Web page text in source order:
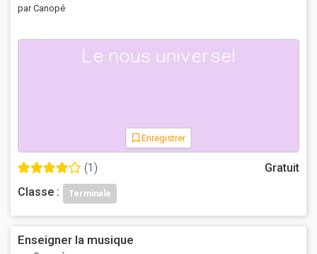
par Canopé
Enregistrer
(1)
Gratuit
Classe :
Terminale
Enseigner la musique